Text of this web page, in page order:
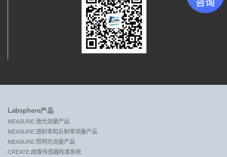
Labsphere产品
MEASURE:激光测量产品
MEASURE:透射率和反射率测量产品
MEASURE:照明光测量产品
CREATE:成像传感器校准系统